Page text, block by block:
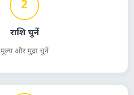
2
राशि चुनें
मूल्य और मुद्रा चुनें